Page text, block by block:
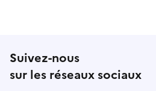
Suivez-nous
sur les réseaux sociaux